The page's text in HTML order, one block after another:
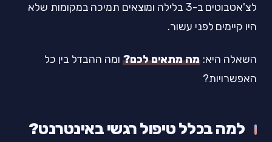
לצ'אטבוטים ב-3 בלילה ומוצאים תמיכה במקומות שלא
היו קיימים לפני עשור.
השאלה היא: מה מתאים לכם? ומה ההבדל בין כל
האפשרויות?
למה בכלל טיפול רגשי באינטרנט?